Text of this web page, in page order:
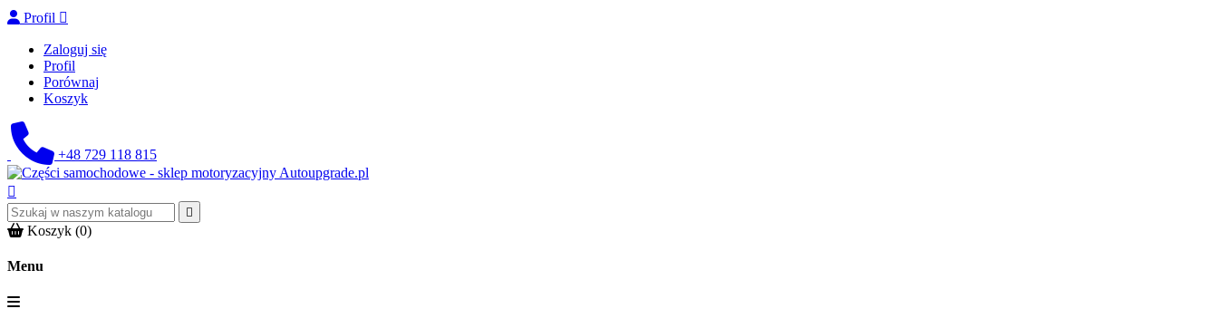
Profil 
Zaloguj się
Profil
Porównaj
Koszyk
+48 729 118 815


Koszyk (0)
Menu